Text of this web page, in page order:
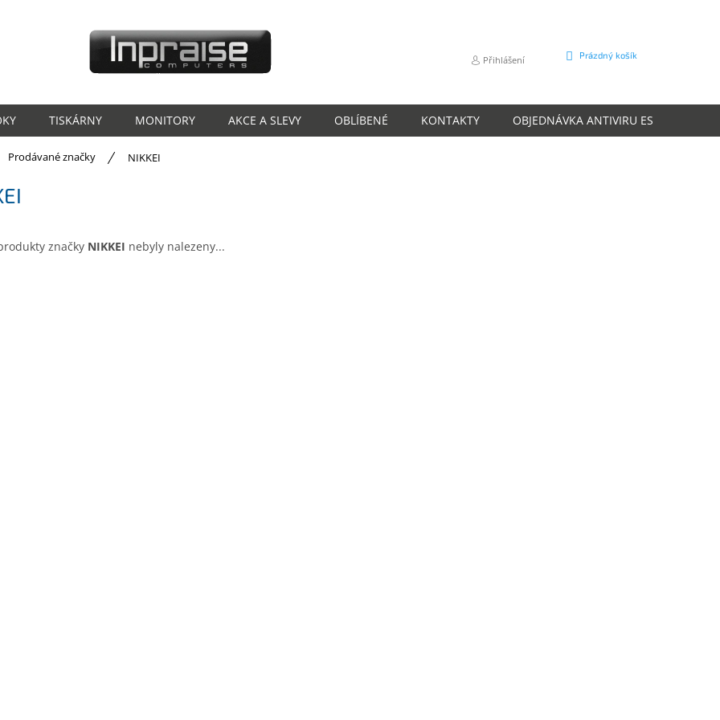
Přihlášení
NÁKUPNÍ
Prázdný košík
TISKÁRNY MONITORY AKCE A SLEVY OBLÍBENÉ KONTAKTY OBJEDNÁVKA ANTIVIRU ESET
Prodávané značky NIKKEI
značky NIKKEI nebyly nalezeny...